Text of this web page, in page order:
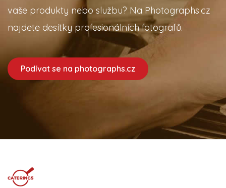
vaše produkty nebo službu? Na Photographs.cz
najdete desítky profesionálních fotografů.
Podívat se na photographs.cz